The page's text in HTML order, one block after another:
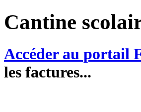
Cantine
Accéder au portail
les factures...